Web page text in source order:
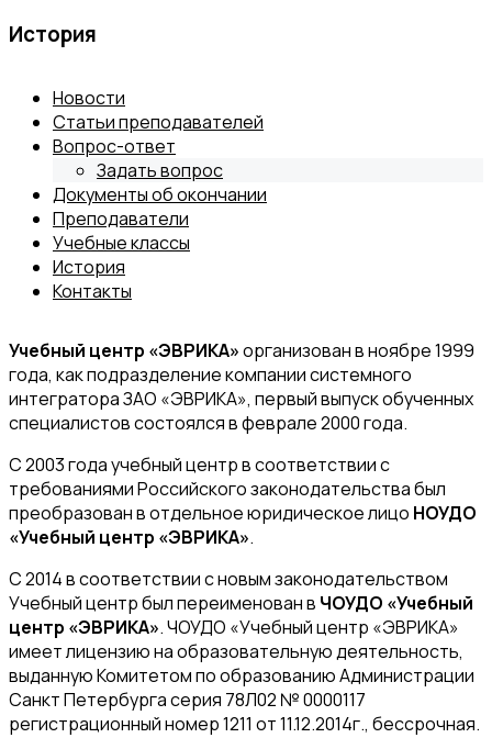
История
Новости
Статьи преподавателей
Вопрос-ответ
Задать вопрос
Документы об окончании
Преподаватели
Учебные классы
История
Контакты
Учебный центр «ЭВРИКА»организован в ноябре 1999
года, как подразделение компании системного
интегратора ЗАО «ЭВРИКА», первый выпуск обученных
специалистов состоялся в феврале 2000 года.
С 2003 года учебный центр в соответствии с
требованиями Российского законодательства был
преобразован в отдельное юридическое лицо НОУДО
«Учебный центр «ЭВРИКА».
C 2014 в соответствии с новым законодательством
Учебный центр был переименован в ЧОУДО «Учебный
центр «ЭВРИКА». ЧОУДО «Учебный центр «ЭВРИКА»
имеет лицензию на образовательную деятельность,
выданную Комитетом по образованию Администрации
Санкт Петербурга серия 78Л02 № 0000117
регистрационный номер 1211 от 11.12.2014г., бессрочная.